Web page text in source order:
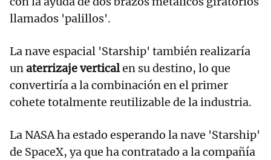
llamados 'palillos'.
La nave espacial 'Starship' también realizaría
unaterrizaje verticalen su destino, lo que
convertiría a la combinación en el primer
cohete totalmente reutilizable de la industria.
La NASA ha estado esperando la nave 'Starship'
de SpaceX, ya que ha contratado a la compañía